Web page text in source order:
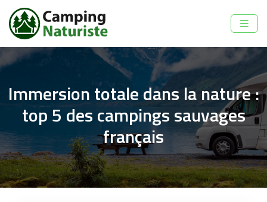
Immersion totale dans la nature :
top 5 des campings sauvages
français